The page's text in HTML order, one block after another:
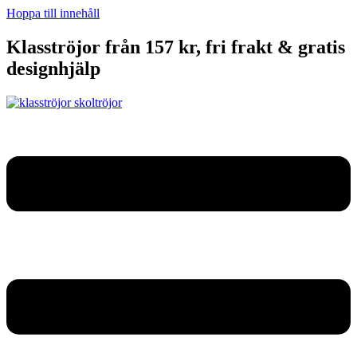
Hoppa till innehåll
Klasströjor från 157 kr, fri frakt & gratis
designhjälp